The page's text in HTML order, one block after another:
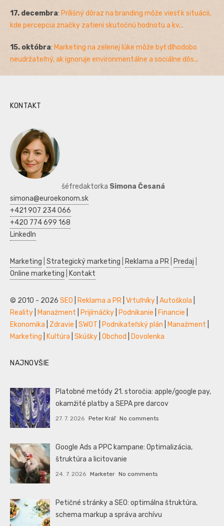
17. decembra: Prílišný dôraz na branding môže viesť k situácii,
kde percepcia značky zatieni skutočnú hodnotu a kv...
15. októbra: Marketing na zelenej lúke môže byť dlhodobo
neudržateľný, ak ignoruje environmentálne a sociálne dôs...
KONTAKT
šéfredaktorka Simona Česaná
simona@euroekonom.sk
+421 907 234 066
+420 774 699 168
LinkedIn
Marketing Strategický marketing Reklama a PR Predaj
Online marketing
Kontakt
© 2010 - 2026 SEO Reklama a PR Vrtuľníky Autoškola
Reality
Manažment Prijímáčky Podnikanie Financie
Ekonomika
Zdravie SWOT Podnikateľský plán Manažment
Marketing
Kultúra Skúšky Obchod Dovolenka
NAJNOVŠIE
Platobné metódy 21. storočia: apple/google pay,
okamžité platby a SEPA pre darcov
27. 7. 2026 Peter Kráľ No comments
Google Ads a PPC kampane: Optimalizácia,
štruktúra a licitovanie
24. 7. 2026 Marketer No comments
Petičné stránky a SEO: optimálna štruktúra,
schema markup a správa archívu